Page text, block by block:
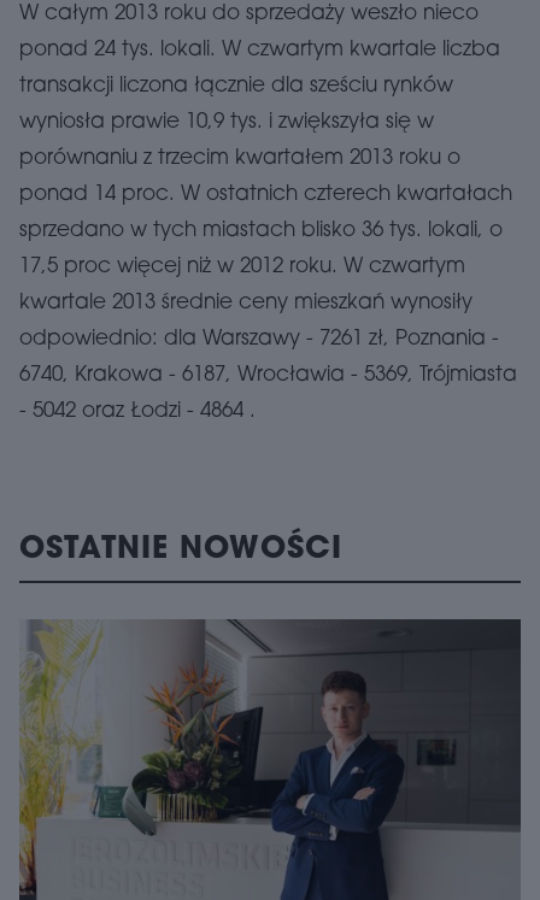
W całym 2013 roku do sprzedaży weszło nieco
ponad 24 tys. lokali. W czwartym kwartale liczba
transakcji liczona łącznie dla sześciu rynków
wyniosła prawie 10,9 tys. i zwiększyła się w
porównaniu z trzecim kwartałem 2013 roku o
ponad 14 proc. W ostatnich czterech kwartałach
sprzedano w tych miastach blisko 36 tys. lokali, o
17,5 proc więcej niż w 2012 roku. W czwartym
kwartale 2013 średnie ceny mieszkań wynosiły
odpowiednio: dla Warszawy - 7261 zł, Poznania -
6740, Krakowa - 6187, Wrocławia - 5369, Trójmiasta
- 5042 oraz Łodzi - 4864 .
OSTATNIE NOWOŚCI